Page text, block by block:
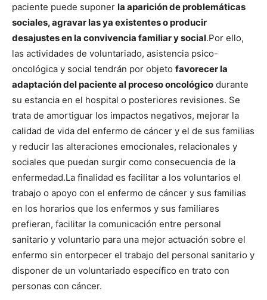
paciente puede suponer la aparición de problemáticas
sociales, agravar las ya existentes o producir
desajustes en la convivencia familiar y social.Por ello,
las actividades de voluntariado, asistencia psico-
oncológica y social tendrán por objeto favorecer la
adaptación del paciente al proceso oncológico durante
su estancia en el hospital o posteriores revisiones. Se
trata de amortiguar los impactos negativos, mejorar la
calidad de vida del enfermo de cáncer y el de sus familias
y reducir las alteraciones emocionales, relacionales y
sociales que puedan surgir como consecuencia de la
enfermedad.La finalidad es facilitar a los voluntarios el
trabajo o apoyo con el enfermo de cáncer y sus familias
en los horarios que los enfermos y sus familiares
prefieran, facilitar la comunicación entre personal
sanitario y voluntario para una mejor actuación sobre el
enfermo sin entorpecer el trabajo del personal sanitario y
disponer de un voluntariado específico en trato con
personas con cáncer.